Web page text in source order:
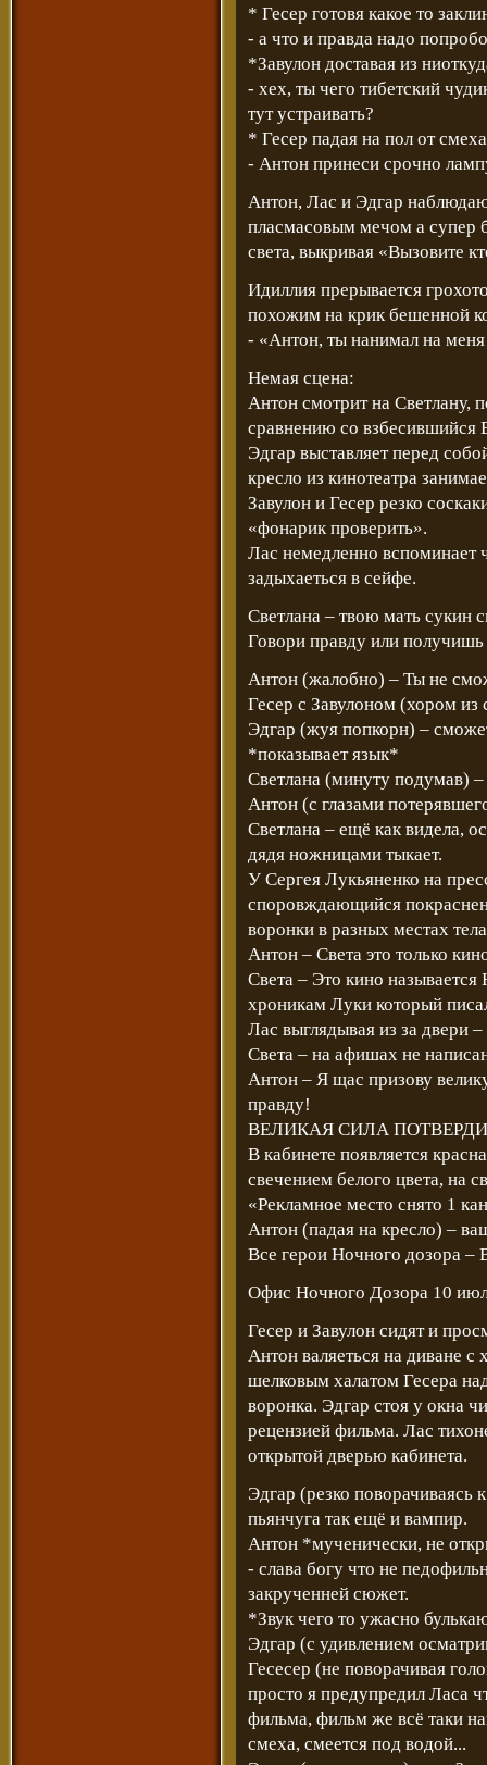
* Гесер готовя какое то
- а что и правда надо
*Завулон доставая из
- хех, ты чего тибетский
тут устраивать?
* Гесер падая на пол от
- Антон принеси срочно
Антон, Лас и Эдгар
пласмасовым мечом а супер
света, выкривая «Вызовите
Идиллия прерывается
похожим на крик бешенной
- «Антон, ты нанимал на
Немая сцена:
Антон смотрит на Светлану,
сравнению со взбесившийся
Эдгар выставляет перед
кресло из кинотеатра
Завулон и Гесер резко
«фонарик проверить».
Лас немедленно вспоминает
задыхаеться в сейфе.
Светлана – твою мать
Говори правду или
Антон (жалобно) – Ты не
Гесер с Завулоном (хором
Эдгар (жуя попкорн) –
*показывает язык*
Светлана (минуту подумав) –
Антон (с глазами
Светлана – ещё как видела,
дядя ножницами тыкает.
У Сергея Лукьяненко на
споровждающийся
воронки в разных местах
Антон – Света это только
Света – Это кино
хроникам Луки который
Лас выглядывая из за двери
Света – на афишах не
Антон – Я щас призову
правду!
ВЕЛИКАЯ СИЛА
В кабинете появляется
свечением белого цвета, на
«Рекламное место снято 1
Антон (падая на кресло) –
Все герои Ночного
Офис Ночного Дозора 10
Гесер и Завулон сидят и
Антон валяеться на диване
шелковым халатом Гесера
воронка. Эдгар стоя у окна
рецензией фильма. Лас
открытой дверью кабинета.
Эдгар (резко
пьянчуга так ещё и вампир.
Антон *мученически, не
- слава богу что не
закрученней сюжет.
*Звук чего то ужасно
Эдгар (с удивлением
Гесесер (не поворачивая
просто я предупредил Ласа
фильма, фильм же всё таки
смеха, смеется под водой...